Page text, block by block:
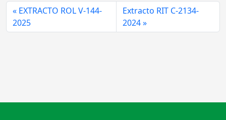
EXTRACTO ROL V-144-
2025
Extracto RIT C-2134-
2024